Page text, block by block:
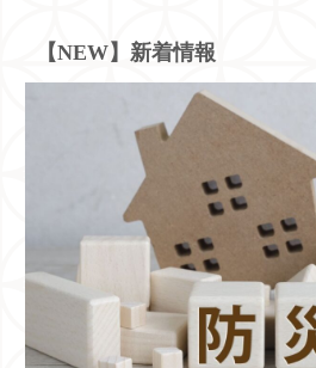
【NEW】新着情報